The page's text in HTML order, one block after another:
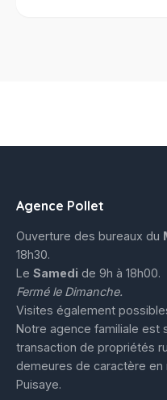
Agence Pollet
Ouverture des bureaux du
18h30.
Le Samedi de 9h à 18h00.
Fermé le Dimanche.
Visites également
Notre agence familiale est
transaction de propriétés
demeures de caractère en
Puisaye.